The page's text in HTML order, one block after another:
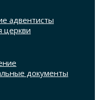
адвентисты
церкви
документы